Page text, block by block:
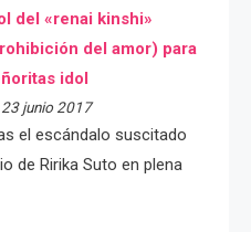
del «renai kinshi»
del amor) para
idol
23 junio 2017
el escándalo suscitado
de Ririka Suto en plena